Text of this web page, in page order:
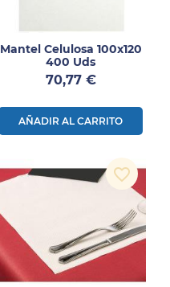
Mantel Celulosa 100x120
400 Uds
Precio
70,77 €
AÑADIR AL CARRITO
favorite_border